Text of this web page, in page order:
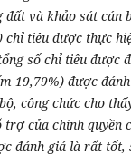
đất và khảo sát cán
chỉ tiêu được thực
số chỉ tiêu được
19,79%) được
công chức cho
trợ của chính quyền
đánh giá là rất tốt,